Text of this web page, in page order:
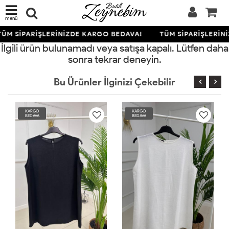
menü
SİPARİŞLERİNİZDE KARGO BEDAVA! TÜM
İlgili ürün bulunamadı veya satışa kapalı. Lütfen daha
sonra tekrar deneyin.
Bu Ürünler İlginizi Çekebilir
KARGO
BEDAVA
KARGO
BEDAVA